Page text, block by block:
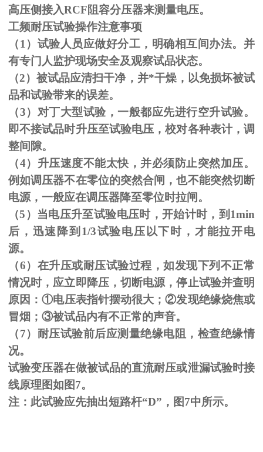
高压侧接入RCF阻容分压器来测量电压。
工频耐压试验操作注意事项
（1 ）试验人员应做好分工，明确相互间办法。并
有专门人监护现场安全及观察试品状态。
（2）被试品应清扫干净，并*干燥，以免损坏被试
品和试验带来的误差。
（3）对丁大型试验，一般都应先进行空升试验。
即不接试品时升压至试验电压，校对各种表计，调
整间隙。
（4）升压速度不能太快，并必须防止突然加压。
例如调压器不在零位的突然合闸，也不能突然切断
电源，一般应在调压器降至零位时拉闸。
（5 ）当电压升至试验电压时，开始计时，到 1min
后，迅速降到 1/3试验电压以下时，才能拉开电
源。
（6）在升压或耐压试验过程，如发现下列不正常
情况时，应立即降压，切断电源，停止试验并查明
原因：①电压表指针摆动很大；②发现绝缘烧焦或
冒烟； ③被试品内有不正常的声音。
（7）耐压试验前后应测量绝缘电阻，检查绝缘情
况。
试验变压器在做被试品的直流耐压或泄漏试验时接
线原理图如图7。
注：此试验应先抽出短路杆“D”，图7中所示。